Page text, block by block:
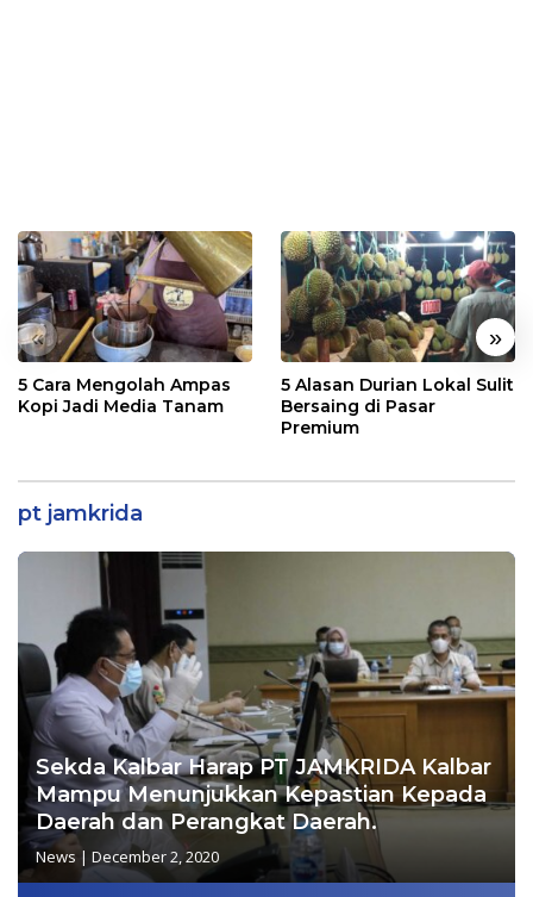
« »
5 Cara Mengolah Ampas
Kopi Jadi Media Tanam
5 Alasan Durian Lokal Sulit
Bersaing di Pasar
Premium
pt jamkrida
Sekda Kalbar Harap PT JAMKRIDA Kalbar
Mampu Menunjukkan Kepastian Kepada
Daerah dan Perangkat Daerah.
News | December 2, 2020